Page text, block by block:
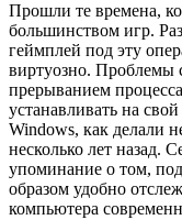
Прошли те времена,
большинством игр.
геймплей под эту
виртуозно. Проблемы
прерыванием
устанавливать на
Windows, как делали
несколько лет назад.
упоминание о том,
образом удобно
компьютера